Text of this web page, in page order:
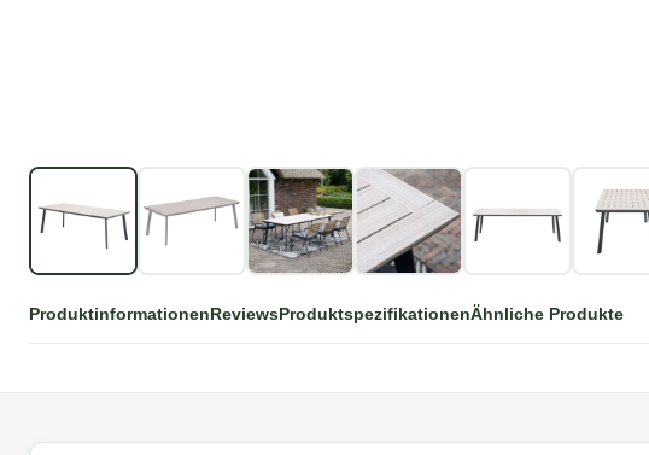
ProduktinformationenReviewsProduktspezifikationenÄhnliche Produkte